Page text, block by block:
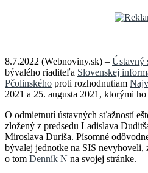
8.7.2022 (Webnoviny.sk) – Ústavný
bývalého riaditeľa Slovenskej
Pčolinského proti rozhodnutiam
2021 a 25. augusta 2021, ktorými
O odmietnutí ústavných sťažností
zložený z predsedu Ladislava
Miroslava Duriša. Písomné
bývalej jednotke na SIS
o tom Denník N na svojej stránke.